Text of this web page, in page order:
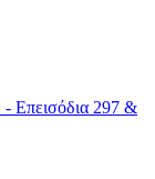
Επεισόδια 297 &